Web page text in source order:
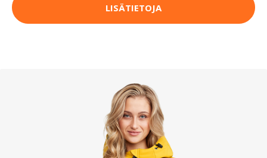
LISÄTIETOJA